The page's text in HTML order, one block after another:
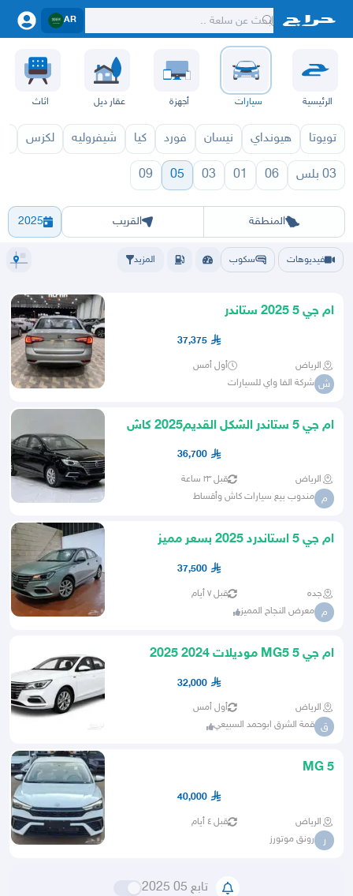
AR
الرئيسية سيارات أجهزة عقار ديل اثاث
تويوتا هيونداي نيسان فورد كيا شيفروليه لكزس
03 بلس 06
01
03
05
09
المنطقة
الرياض الشرقيهجده الطايف حائلأبها عسيرالباحة
القريب 2025
05 2027
فيديوهات سكوب المزيد
ام جي 5 2025 ستاندر
37,375
الرياض أول أمس
ش شركة الفا واي للسيارات
ام جي 5 ستاندر الشكل القديم2025 كاش
36,700
الرياض قبل ٢٣ ساعة
م مندوب بيع سيارات كاش وأقساط
ام جي 5 استاندرد 2025 بسعر مميز
37,500
جده قبل ٧ أيام
م معرض النجاح المميز
ام جي 5 MG5 موديلات 2024 2025
32,000
الرياض أول أمس
ق قمة الشرق ابوحمد السبيعي
MG 5
40,000
الرياض قبل ٤ أيام
ر رونق موتورز
تابع 05 2025